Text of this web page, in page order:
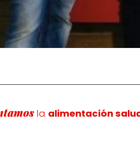
EROSKI
la alimentación
es la publicación
internacional en
anuales